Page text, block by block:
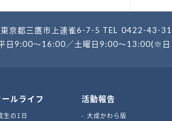
東京都三鷹市上連雀6-7-5 TEL 0422-43-
日9:00～16:00／土曜日9:00～13:00(※日
ールライフ
生の1日
活動報告
大成かわら版